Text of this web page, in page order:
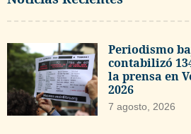
Periodismo
contabilizó
la prensa en
2026
7 agosto, 2026